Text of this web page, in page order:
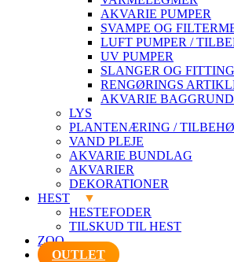
AKVARIE PUMPER
SVAMPE OG
LUFT PUMPER /
UV PUMPER
SLANGER OG
RENGØRINGS
AKVARIE BAGGRUND
LYS
PLANTENÆRING /
VAND PLEJE
AKVARIE BUNDLAG
AKVARIER
DEKORATIONER
HEST
HESTEFODER
TILSKUD TIL HEST
ZOO
OUTLET